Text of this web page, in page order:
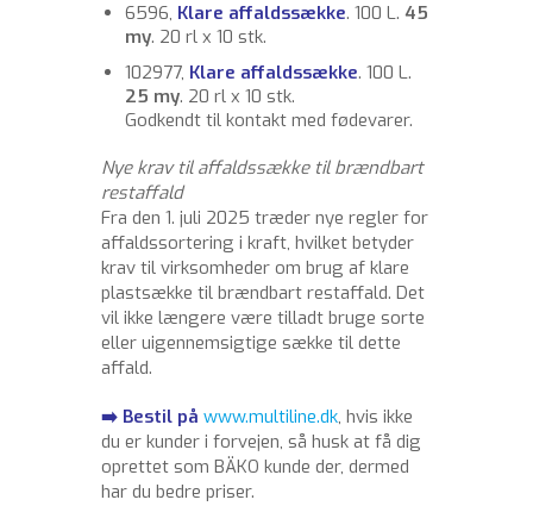
6596, Klare affaldssække. 100 L. 45
my. 20 rl x 10 stk.
102977, Klare affaldssække. 100 L.
25 my. 20 rl x 10 stk.
Godkendt til kontakt med fødevarer.
Nye krav til affaldssække til brændbart
restaffald
Fra den 1. juli 2025 træder nye regler for
affaldssortering i kraft, hvilket betyder
krav til virksomheder om brug af klare
plastsække til brændbart restaffald. Det
vil ikke længere være tilladt bruge sorte
eller uigennemsigtige sække til dette
affald.
➡️ Bestil på www.multiline.dk, hvis ikke
du er kunder i forvejen, så husk at få dig
oprettet som BÄKO kunde der, dermed
har du bedre priser.